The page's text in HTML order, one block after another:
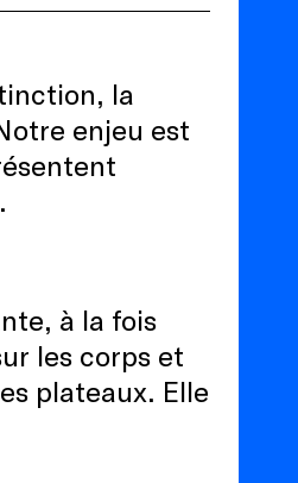
la
enjeu est
à la fois
les corps et
plateaux. Elle